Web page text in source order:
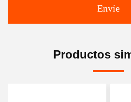
Envíe
Productos